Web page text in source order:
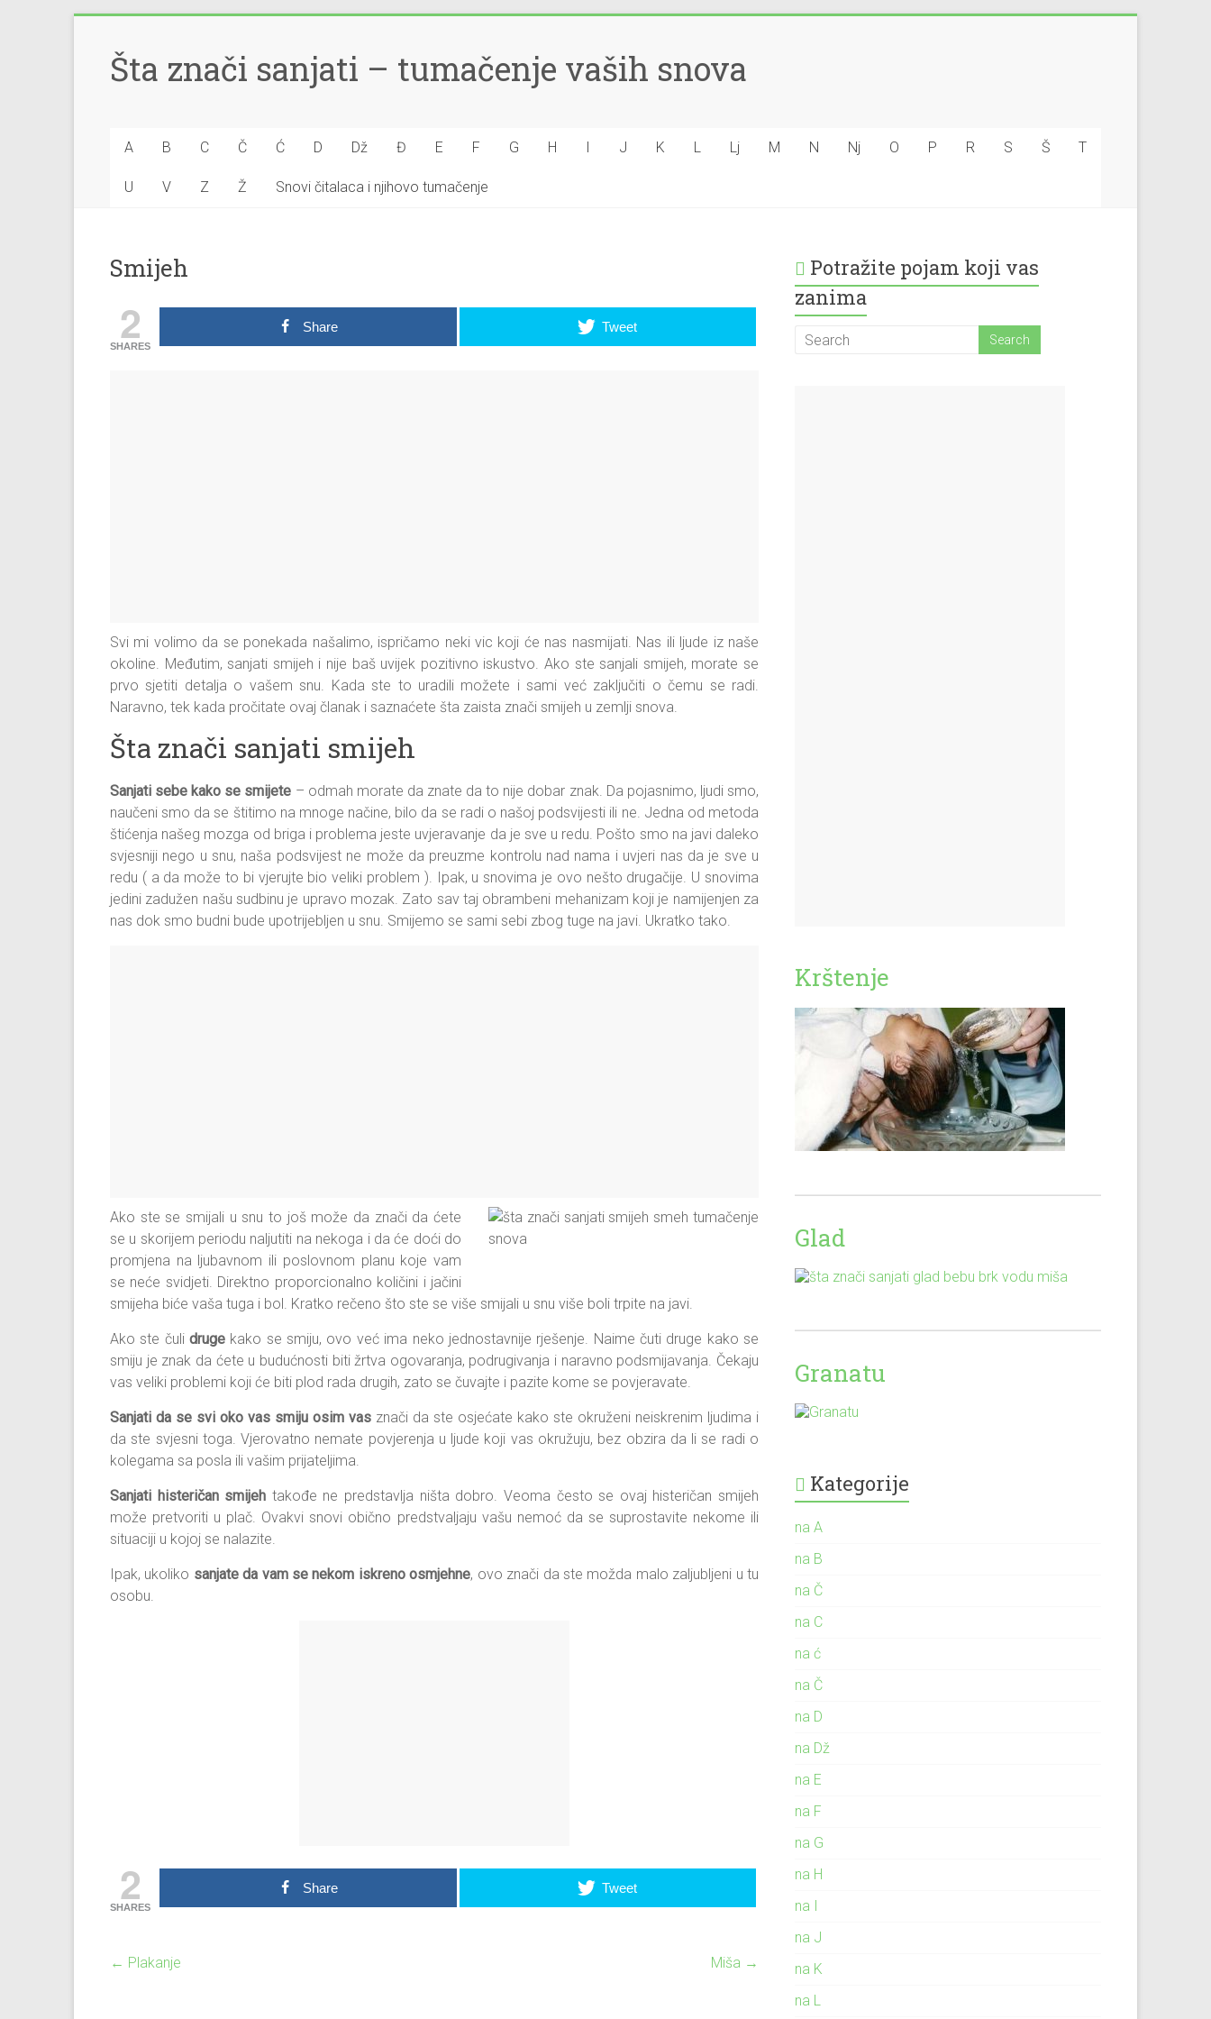
Šta znači sanjati – tumačenje vaših snova
A B C Č Ć D Dž Đ E F G H I J K L Lj M N Nj O P R S Š T
U V Z Ž Snovi čitalaca i njihovo tumačenje
Smijeh
2
SHARES
Share Tweet
Svi mi volimo da se ponekada našalimo, ispričamo neki vic koji će nas nasmijati. Nas ili ljude iz naše
okoline. Međutim, sanjati smijeh i nije baš uvijek pozitivno iskustvo. Ako ste sanjali smijeh, morate se
prvo sjetiti detalja o vašem snu. Kada ste to uradili možete i sami već zaključiti o čemu se radi.
Naravno, tek kada pročitate ovaj članak i saznaćete šta zaista znači smijeh u zemlji snova.
Šta znači sanjati smijeh
Sanjati sebe kako se smijete – odmah morate da znate da to nije dobar znak. Da pojasnimo, ljudi smo,
naučeni smo da se štitimo na mnoge načine, bilo da se radi o našoj podsvijesti ili ne. Jedna od metoda
štićenja našeg mozga od briga i problema jeste uvjeravanje da je sve u redu. Pošto smo na javi daleko
svjesniji nego u snu, naša podsvijest ne može da preuzme kontrolu nad nama i uvjeri nas da je sve u
redu ( a da može to bi vjerujte bio veliki problem ). Ipak, u snovima je ovo nešto drugačije. U snovima
jedini zadužen našu sudbinu je upravo mozak. Zato sav taj obrambeni mehanizam koji je namijenjen za
nas dok smo budni bude upotrijebljen u snu. Smijemo se sami sebi zbog tuge na javi. Ukratko tako.
Ako ste se smijali u snu to još može da znači da ćete
se u skorijem periodu naljutiti na nekoga i da će doći do
promjena na ljubavnom ili poslovnom planu koje vam
se neće svidjeti. Direktno proporcionalno količini i jačini
smijeha biće vaša tuga i bol. Kratko rečeno što ste se više smijali u snu više boli trpite na javi.
Ako ste čulidruge kako se smiju, ovo već ima neko jednostavnije rješenje. Naime čuti druge kako se
smiju je znak da ćete u budućnosti biti žrtva ogovaranja, podrugivanja i naravno podsmijavanja. Čekaju
vas veliki problemi koji će biti plod rada drugih, zato se čuvajte i pazite kome se povjeravate.
Sanjati da se svi oko vas smiju osim vas znači da ste osjećate kako ste okruženi neiskrenim ljudima i
da ste svjesni toga. Vjerovatno nemate povjerenja u ljude koji vas okružuju, bez obzira da li se radi o
kolegama sa posla ili vašim prijateljima.
Sanjati histeričan smijeh takođe ne predstavlja ništa dobro. Veoma često se ovaj histeričan smijeh
može pretvoriti u plač. Ovakvi snovi obično predstvaljaju vašu nemoć da se suprostavite nekome ili
situaciji u kojoj se nalazite.
Ipak, ukoliko sanjate da vam se nekom iskreno osmjehne, ovo znači da ste možda malo zaljubljeni u tu
osobu.
2
SHARES
Share Tweet
← Plakanje Miša →
Potražite pojam koji vas
zanima
Krštenje
Glad
Granatu
Kategorije
na A
na B
na Č
na C
na ć
na Č
na D
na Dž
na E
na F
na G
na H
na I
na J
na K
na L